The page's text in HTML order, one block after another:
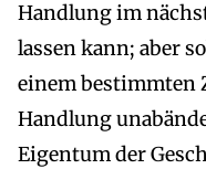
Handlung im
lassen kann; aber
einem bestimmten
Handlung
Eigentum der